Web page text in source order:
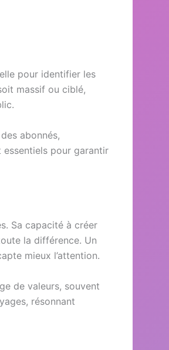
pour identifier les
massif ou ciblé,
abonnés,
essentiels pour garantir
Sa capacité à créer
la différence. Un
mieux l’attention.
de valeurs, souvent
résonnant